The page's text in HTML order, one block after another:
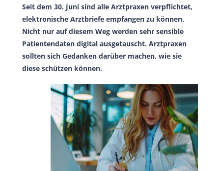
Seit dem 30. Juni sind alle Arztpraxen verpflichtet,
elektronische Arztbriefe empfangen zu können.
Nicht nur auf diesem Weg werden sehr sensible
Patientendaten digital ausgetauscht. Arztpraxen
sollten sich Gedanken darüber machen, wie sie
diese schützen können.